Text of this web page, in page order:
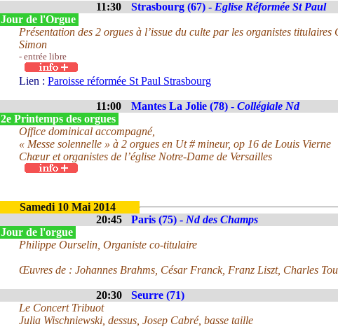
11:30 Strasbourg (67) - Eglise Réformée St Paul
Jour de l'Orgue
Présentation des 2 orgues à l’issue du culte par les organistes
Simon
- entrée libre
Lien : Paroisse réformée St Paul Strasbourg
11:00 Mantes La Jolie (78) - Collégiale Nd
2e Printemps des orgues
Office dominical accompagné,
« Messe solennelle » à 2 orgues en Ut # mineur, op 16 de Louis Vierne
Chœur et organistes de l’église Notre-Dame de Versailles
Samedi 10 Mai 2014
20:45
Paris (75) - Nd des Champs
Jour de l'orgue
Philippe Ourselin, Organiste co-titulaire
Œuvres de : Johannes Brahms, César Franck, Franz Liszt, Charles
20:30 Seurre (71)
Le Concert Tribuot
Julia Wischniewski, dessus, Josep Cabré, basse taille